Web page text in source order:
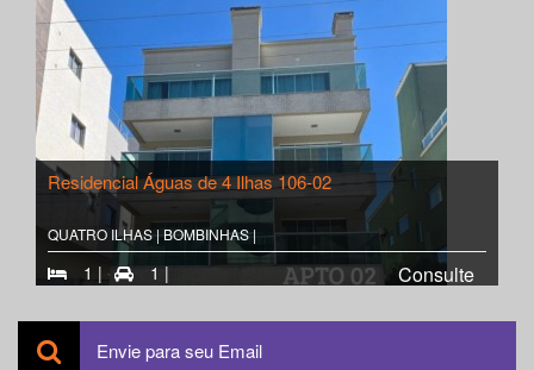
Residencial Águas de 4 Ilhas 106-02
QUATRO ILHAS | BOMBINHAS |
1 | 1 | Consulte
Envie para seu Email